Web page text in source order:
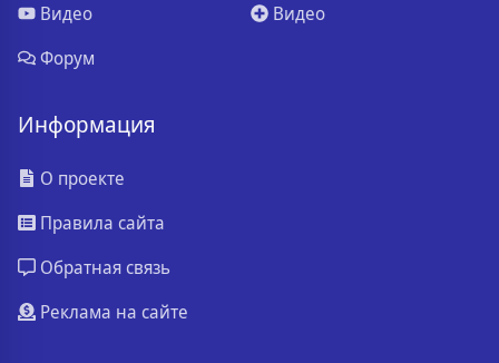
Видео
Форум
Видео
Информация
О проекте
Правила сайта
Обратная связь
Реклама на сайте